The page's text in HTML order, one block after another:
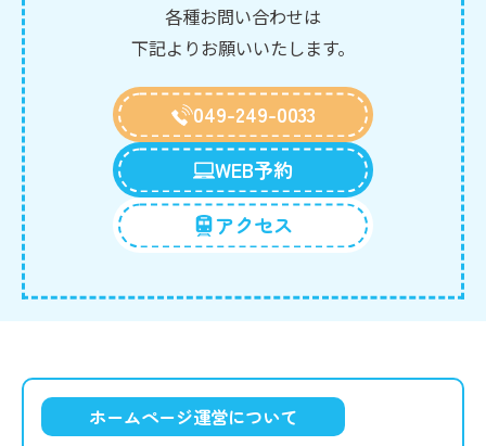
各種お問い合わせは
下記よりお願いいたします。
049-249-0033
WEB予約
アクセス
ホームページ運営について